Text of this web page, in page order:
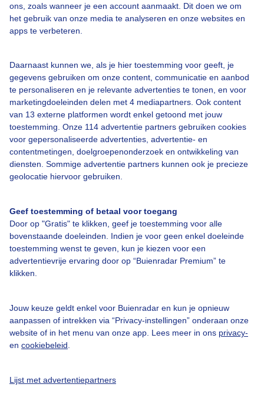
ons, zoals wanneer je een account aanmaakt. Dit doen we om
het gebruik van onze media te analyseren en onze websites en
apps te verbeteren.
Daarnaast kunnen we, als je hier toestemming voor geeft, je
gegevens gebruiken om onze content, communicatie en aanbod
te personaliseren en je relevante advertenties te tonen, en voor
marketingdoeleinden delen met 4 mediapartners. Ook content
van 13 externe platformen wordt enkel getoond met jouw
toestemming. Onze 114 advertentie partners gebruiken cookies
voor gepersonaliseerde advertenties, advertentie- en
contentmetingen, doelgroepenonderzoek en ontwikkeling van
diensten. Sommige advertentie partners kunnen ook je precieze
geolocatie hiervoor gebruiken.
Geef toestemming of betaal voor toegang
Door op "Gratis" te klikken, geef je toestemming voor alle
bovenstaande doeleinden. Indien je voor geen enkel doeleinde
toestemming wenst te geven, kun je kiezen voor een
advertentievrije ervaring door op “Buienradar Premium” te
klikken.
Jouw keuze geldt enkel voor Buienradar en kun je opnieuw
aanpassen of intrekken via “Privacy-instellingen” onderaan onze
website of in het menu van onze app. Lees meer in ons privacy-
en cookiebeleid
Lijst met advertentiepartners
Bekijk slideshow
Een moment geduld aub...
Over Buienradar
Bedrijfsgegevens
Veelgestelde vragen
Contact
Toegankelijkheid
Adverteren
Buienradar Team